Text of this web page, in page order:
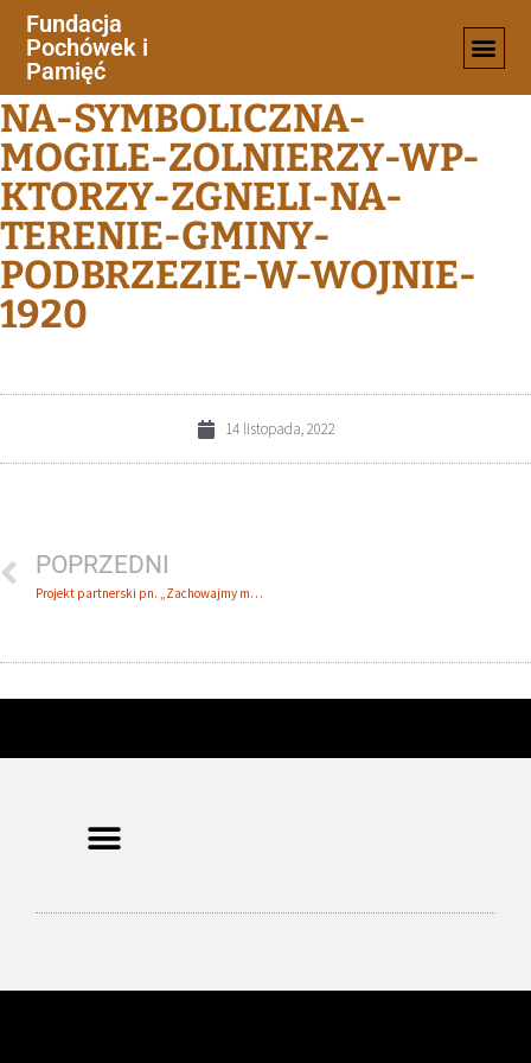
Fundacja
Pochówek i
Pamięć
CM.-NOWY-Z-WIDOKIEM-
NA-SYMBOLICZNA-
MOGILE-ZOLNIERZY-WP-
KTORZY-ZGNELI-NA-
TERENIE-GMINY-
PODBRZEZIE-W-WOJNIE-
1920
14 listopada, 2022
POPRZEDNI
Projekt partnerski pn. „Zachowajmy miejsca pochówku parafii i gminy Podbrzezie na Litwie.”